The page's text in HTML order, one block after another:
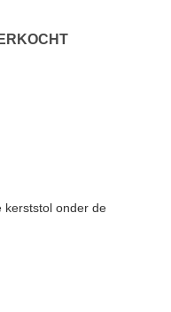
kerststol onder de